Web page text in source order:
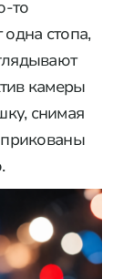
то
стопа,
камеры
снимая